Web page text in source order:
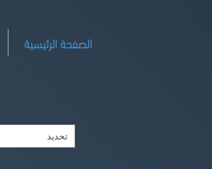
الصفحة الرئيسية
تحديد